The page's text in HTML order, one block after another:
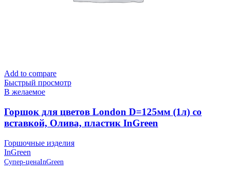
Add to compare
Быстрый просмотр
В желаемое
Горшок для цветов London D=125мм (1л) со
вставкой, Олива, пластик InGreen
Горшочные изделия
InGreen
Супер-ценаInGreen